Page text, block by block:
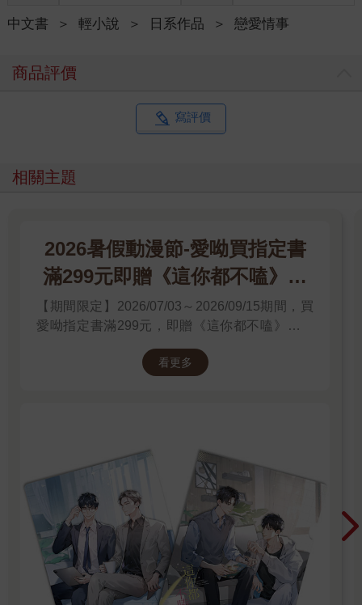
中文書 ＞ 輕小說 ＞ 日系作品 ＞ 戀愛情事
商品評價
寫評價
相關主題
2026暑假動漫節-愛呦買指定書
滿299元即贈《這你都不嗑》文
件夾
【期間限定】2026/07/03～2026/09/15期間，買
愛呦指定書滿299元，即贈《這你都不嗑》文件
看更多